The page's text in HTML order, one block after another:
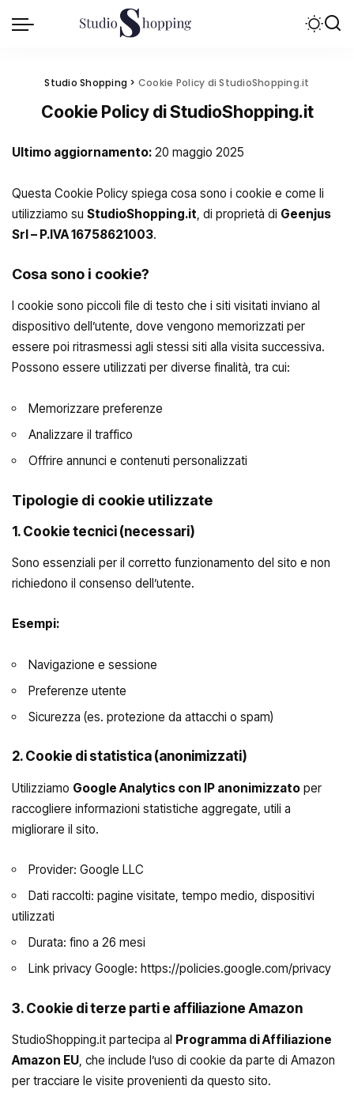
Studio Shopping > Cookie Policy di StudioShopping.it
Cookie Policy di StudioShopping.it
Ultimo aggiornamento: 20 maggio 2025
Questa Cookie Policy spiega cosa sono i cookie e come li
utilizziamo su StudioShopping.it , di proprietà di Geenjus
Srl – P.IVA 16758621003.
Cosa sono i cookie?
I cookie sono piccoli file di testo che i siti visitati inviano al
dispositivo dell’utente, dove vengono memorizzati per
essere poi ritrasmessi agli stessi siti alla visita successiva.
Possono essere utilizzati per diverse finalità, tra cui:
Memorizzare preferenze
Analizzare il traffico
Offrire annunci e contenuti personalizzati
Tipologie di cookie utilizzate
1. Cookie tecnici (necessari)
Sono essenziali per il corretto funzionamento del sito e non
richiedono il consenso dell’utente.
Esempi:
Navigazione e sessione
Preferenze utente
Sicurezza (es. protezione da attacchi o spam)
2. Cookie di statistica (anonimizzati)
Utilizziamo Google Analytics con IP anonimizzato per
raccogliere informazioni statistiche aggregate, utili a
migliorare il sito.
Provider: Google LLC
Dati raccolti: pagine visitate, tempo medio, dispositivi
utilizzati
Durata: fino a 26 mesi
Link privacy Google: https://policies.google.com/privacy
3. Cookie di terze parti e affiliazione Amazon
StudioShopping.it partecipa al Programma di Affiliazione
Amazon EU, che include l’uso di cookie da parte di Amazon
per tracciare le visite provenienti da questo sito.